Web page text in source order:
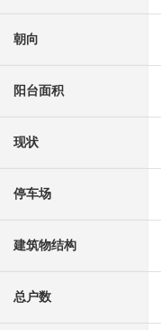
朝向
阳台面积
现状
停车场
建筑物结构
总户数